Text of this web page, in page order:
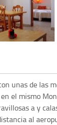
unas de las
el mismo
a y
al